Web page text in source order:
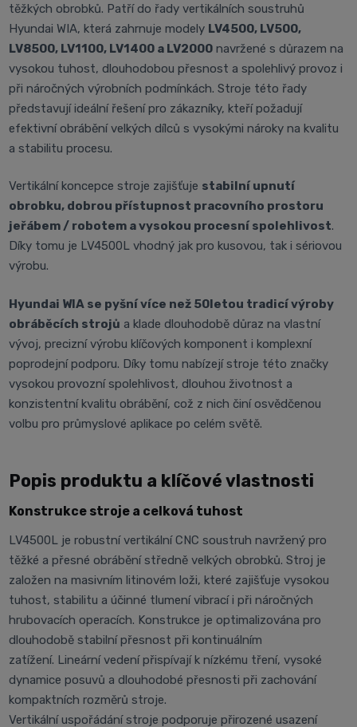
těžkých obrobků. Patří do řady vertikálních soustruhů
Hyundai WIA, která zahrnuje modely LV4500, LV500,
LV8500, LV1100, LV1400 a LV2000 navržené s důrazem na
vysokou tuhost, dlouhodobou přesnost a spolehlivý provoz i
při náročných výrobních podmínkách. Stroje této řady
představují ideální řešení pro zákazníky, kteří požadují
efektivní obrábění velkých dílců s vysokými nároky na kvalitu
a stabilitu procesu.
Vertikální koncepce stroje zajišťuje stabilní upnutí
obrobku, dobrou přístupnost pracovního prostoru
jeřábem / robotem a vysokou procesní spolehlivost.
Díky tomu je LV4500L vhodný jak pro kusovou, tak i sériovou
výrobu.
Hyundai WIA se pyšní více než 50letou tradicí výroby
obráběcích strojů a klade dlouhodobě důraz na vlastní
vývoj, precizní výrobu klíčových komponent i komplexní
poprodejní podporu. Díky tomu nabízejí stroje této značky
vysokou provozní spolehlivost, dlouhou životnost a
konzistentní kvalitu obrábění, což z nich činí osvědčenou
volbu pro průmyslové aplikace po celém světě.
Popis produktu a klíčové vlastnosti
Konstrukce stroje a celková tuhost
LV4500L je robustní vertikální CNC soustruh navržený pro
těžké a přesné obrábění středně velkých obrobků. Stroj je
založen na masivním litinovém loži, které zajišťuje vysokou
tuhost, stabilitu a účinné tlumení vibrací i při náročných
hrubovacích operacích. Konstrukce je optimalizována pro
dlouhodobě stabilní přesnost při kontinuálním
zatížení. Lineární vedení přispívají k nízkému tření, vysoké
dynamice posuvů a dlouhodobé přesnosti při zachování
kompaktních rozměrů stroje.
Vertikální uspořádání stroje podporuje přirozené usazení